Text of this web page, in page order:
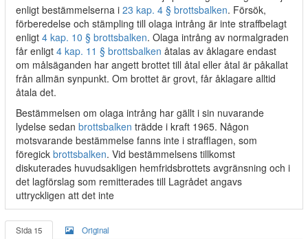
enligt bestämmelserna i 23 kap. 4 § brottsbalken. Försök,
förberedelse och stämpling till olaga intrång är inte straffbelagt
enligt 4 kap. 10 § brottsbalken. Olaga intrång av normalgraden
får enligt 4 kap. 11 § brottsbalken åtalas av åklagare endast
om målsäganden har angett brottet till åtal eller åtal är påkallat
från allmän synpunkt. Om brottet är grovt, får åklagare alltid
åtala det.
Bestämmelsen om olaga intrång har gällt i sin nuvarande
lydelse sedan brottsbalken trädde i kraft 1965. Någon
motsvarande bestämmelse fanns inte i strafflagen, som
föregick brottsbalken. Vid bestämmelsens tillkomst
diskuterades huvudsakligen hemfridsbrottets avgränsning och i
det lagförslag som remitterades till Lagrådet angavs
uttryckligen att det inte
Sida 15 Original